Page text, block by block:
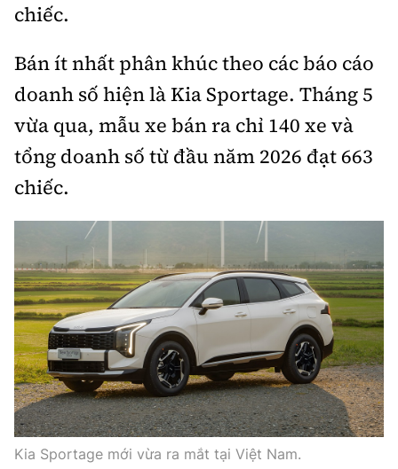
chiếc.
Bán ít nhất phân khúc theo các báo cáo
doanh số hiện là Kia Sportage. Tháng 5
vừa qua, mẫu xe bán ra chỉ 140 xe và
tổng doanh số từ đầu năm 2026 đạt 663
chiếc.
Kia Sportage mới vừa ra mắt tại Việt Nam.